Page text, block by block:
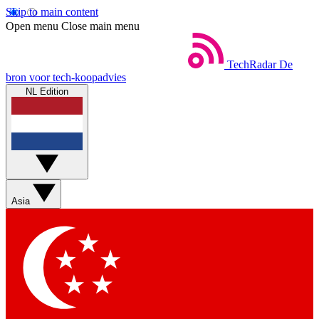
Skip to main content
Open menu Close main menu
TechRadar De
bron voor tech-koopadvies
NL Edition
Asia